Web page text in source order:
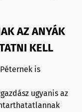
AZ ANYÁK
KELL
is
ugyanis az